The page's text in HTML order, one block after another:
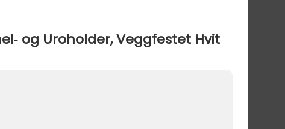
og Uroholder, Veggfestet Hvit